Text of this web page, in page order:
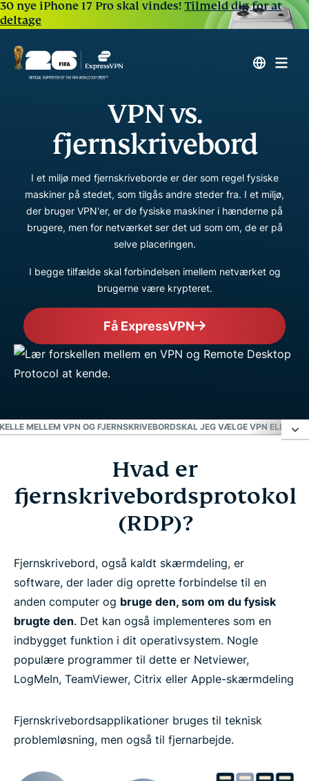
30 nye iPhone 17 Pro skal vindes!Tilmeld dig for at
deltage
VPN vs.
fjernskrivebord
I et miljø med fjernskriveborde er der som regel fysiske
maskiner på stedet, som tilgås andre steder fra. I et miljø,
der bruger VPN'er, er de fysiske maskiner i hænderne på
brugere, men for netværket ser det ud som om, de er på
selve placeringen.
I begge tilfælde skal forbindelsen imellem netværket og
brugerne være krypteret.
Få ExpressVPN
MELLEM VPN OG FJERNSKRIVEBORDSKAL JEG VÆLGE VPN ELLER
Hvad er fjernskrivebordsprotokol (RDP)?
Hvad er en VPN?
fjernskrivebord
Skal jeg vælge VPN eller RDP?
Ofte stillede spørgsmål: VPN og fjernskrivebord
Hvad er
fjernskrivebordsprotokol
(RDP)?
Fjernskrivebord, også kaldt skærmdeling, er
software, der lader dig oprette forbindelse til en
anden computer og bruge den, som om du fysisk
brugte den. Det kan også implementeres som en
indbygget funktion i dit operativsystem. Nogle
populære programmer til dette er Netviewer,
LogMeIn, TeamViewer, Citrix eller Apple-skærmdeling
Fjernskrivebordsapplikationer bruges til teknisk
problemløsning, men også til fjernarbejde.